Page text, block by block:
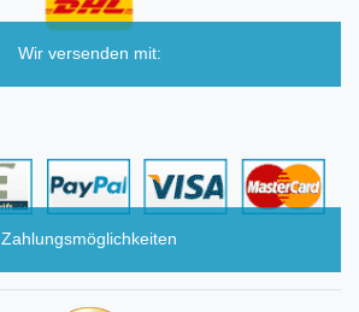
Wir versenden mit:
Zahlungsmöglichkeiten